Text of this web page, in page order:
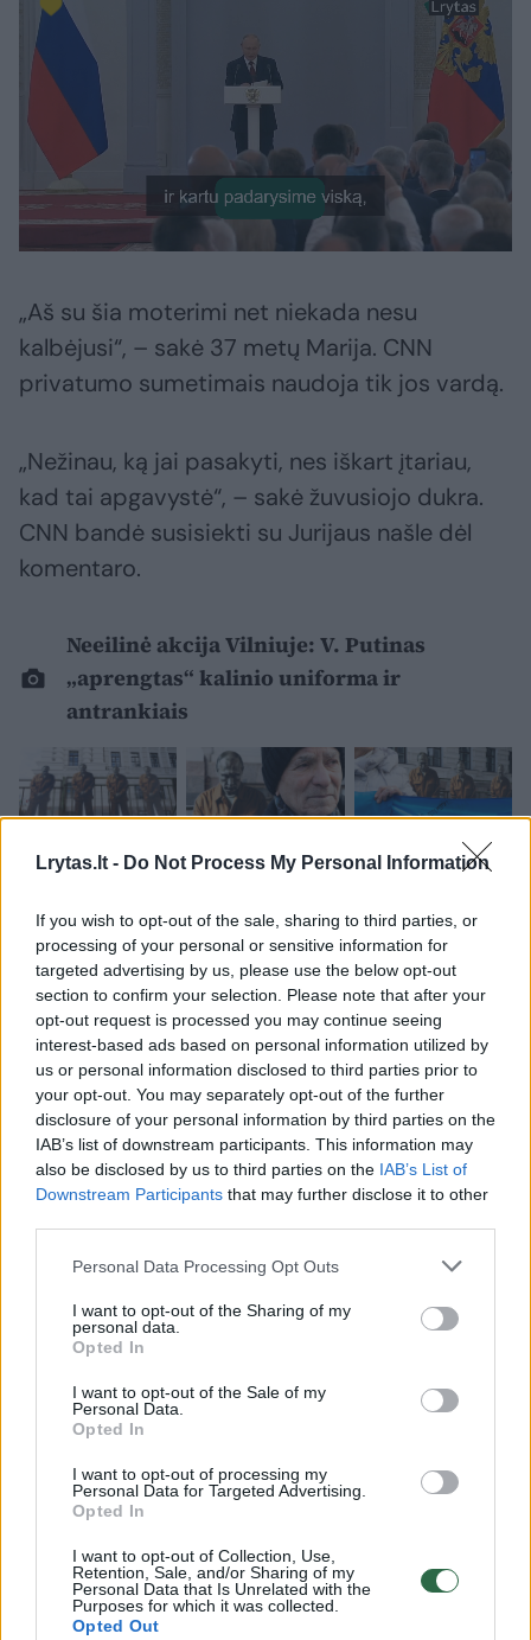
Lrytas.lt - Do Not Process My Personal Information
If you wish to opt-out of the sale, sharing to third parties, or
processing of your personal or sensitive information for
targeted advertising by us, please use the below opt-out
section to confirm your selection. Please note that after your
opt-out request is processed you may continue seeing
interest-based ads based on personal information utilized by
us or personal information disclosed to third parties prior to
your opt-out. You may separately opt-out of the further
disclosure of your personal information by third parties on the
IAB’s list of downstream participants. This information may
also be disclosed by us to third parties on the IAB’s List of
Downstream Participants that may further disclose it to other
Personal Data Processing Opt Outs
I want to opt-out of the Sharing of my
personal data.
Opted In
I want to opt-out of the Sale of my
Personal Data.
Opted In
I want to opt-out of processing my
Personal Data for Targeted Advertising.
Opted In
I want to opt-out of Collection, Use,
Retention, Sale, and/or Sharing of my
Personal Data that Is Unrelated with the
Purposes for which it was collected.
Opted Out
„Aš su šia moterimi net niekada nesu
kalbėjusi“, – sakė 37 metų Marija. CNN
privatumo sumetimais naudoja tik jos vardą.
„Nežinau, ką jai pasakyti, nes iškart įtariau,
kad tai apgavystė“, – sakė žuvusiojo dukra.
CNN bandė susisiekti su Jurijaus našle dėl
komentaro.
Neeilinė akcija Vilniuje: V. Putinas
„aprengtas“ kalinio uniforma ir
antrankiais
Kai Rusijos karys žūsta mūšyje, jo artimiausi
giminaičiai gauna vienkartines išmokas iš
kariuomenės, prasidedančias nuo 5 milijonų
kompensaciją, skirtą užtikrinti šauktinius, kad
jei – ir dažnai kada – įvyks blogiausia, jų
artimaisiais bus pasirūpinta.
Tačiau Rusijoje didėja susirūpinimas, kad šia
išmoka vis dažniau naudojasi beširdės
sukčiautojos, kurias Rusijos pareigūnai ir
našlėmis“. Jos įvilioja pažeidžiamus vyrus į
fiktyvias santuokas prieš išlydėdamos juos į